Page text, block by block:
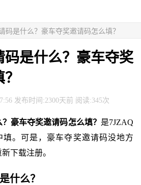
码是什么？豪车夺奖邀请码怎么填？
码是什么？豪车夺奖
发布时间:2300天前 阅读:345次
豪车夺奖邀请码怎么填？ 是7JZAQ
填。可是，豪车夺奖邀请码没地方
下载注册。
什么？